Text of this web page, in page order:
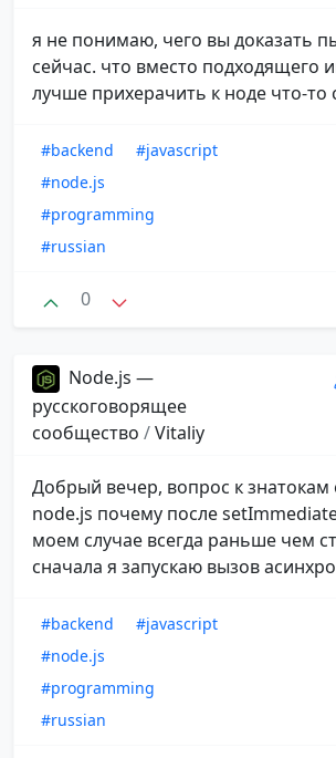
я не понимаю, чего вы доказать
сейчас. что вместо подходящего
лучше прихерачить к ноде что-то
#backend
#javascript
#node.js
#programming
#russian
0
Node.js —
русскоговорящее
сообщество /Vitaliy
Добрый вечер, вопрос к знатокам
node.js почему после
моем случае всегда раньше чем
сначала я запускаю вызов
#backend
#javascript
#node.js
#programming
#russian